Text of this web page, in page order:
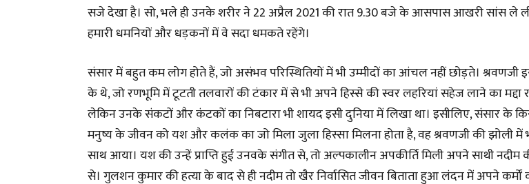
सजे देखा है। सो, भले ही उनके शरीर ने 22 अप्रैल 2021 की रात 9.30 बजे के आसपास आखरी सांस ले
हमारी धमनियों और धड़कनों में वे सदा धमकते रहेंगे।
संसार में बहुत कम लोग होते हैं, जो असंभव परिस्थितियों में भी उम्मीदों का आंचल नहीं छोड़ते। श्रवणजी
के थे, जो रणभूमि में टूटती तलवारों की टंकार में से भी अपने हिस्से की स्वर लहरियां सहेज लाने का मद्दा
लेकिन उनके संकटों और कंटकों का निबटारा भी शायद इसी दुनिया में लिखा था। इसीलिए, संसार के
मनुष्य के जीवन को यश और कलंक का जो मिला जुला हिस्सा मिलना होता है, वह श्रवणजी की झोली में
साथ आया। यश की उन्हें प्राप्ति हुई उनवके संगीत से, तो अल्पकालीन अपकीर्ति मिली अपने साथी नदीम
से। गुलशन कुमार की हत्या के बाद से ही नदीम तो खैर निर्वासित जीवन बिताता हुआ लंदन में अपने